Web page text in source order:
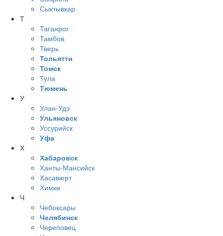
Сыктывкар
Т
Таганрог
Тамбов
Тверь
Тольятти
Томск
Тула
Тюмень
У
Улан-Удэ
Ульяновск
Уссурийск
Уфа
Х
Хабаровск
Ханты-Мансийск
Хасавюрт
Химки
Ч
Чебоксары
Челябинск
Череповец